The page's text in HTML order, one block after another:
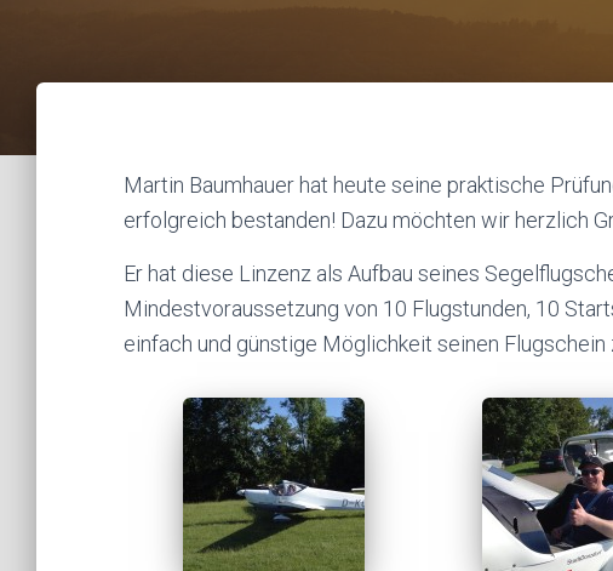
Martin Baumhauer hat heute seine praktische
erfolgreich bestanden! Dazu möchten wir herzlich
Er hat diese Linzenz als Aufbau seines
Mindestvoraussetzung von 10 Flugstunden, 10
einfach und günstige Möglichkeit seinen Flugschein